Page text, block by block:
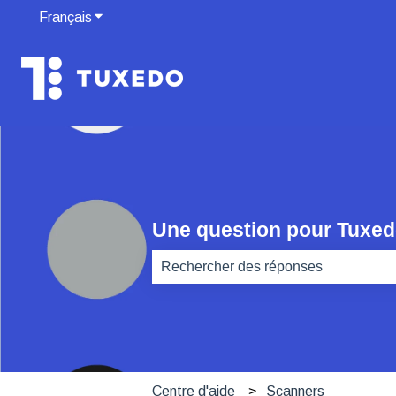
Français Afficher le sous-menu pour les traductions
Une question pour
Centre d'aide Scanners